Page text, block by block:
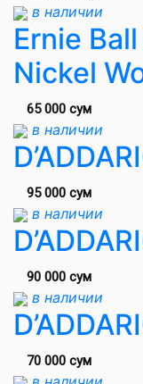
в наличии
Ernie
Nickel
65 000 сум
в наличии
95 000 сум
в наличии
90 000 сум
в наличии
70 000 сум